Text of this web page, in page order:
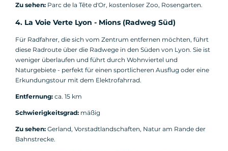
Zu sehen: Parc de la Tête d'Or, kostenloser Zoo, Rosengarten.
4. La Voie Verte Lyon - Mions (Radweg Süd)
Für Radfahrer, die sich vom Zentrum entfernen möchten, führt
diese Radroute über die Radwege in den Süden von Lyon. Sie ist
weniger überlaufen und führt durch Wohnviertel und
Naturgebiete - perfekt für einen sportlicheren Ausflug oder eine
Erkundungstour mit dem Elektrofahrrad.
Entfernung: ca. 15 km
Schwierigkeitsgrad: mäßig
Zu sehen: Gerland, Vorstadtlandschaften, Natur am Rande der
Bahnstrecke.